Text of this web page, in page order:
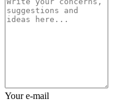
Your e-mail